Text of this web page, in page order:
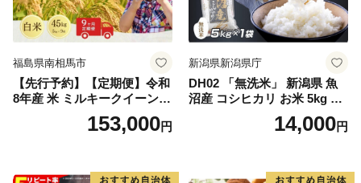
福島県南相馬市
【先行予約】【定期便】令和
8年産 米 ミルキークイーン
白米 45kg (5kg×9回) | ミルキ
ークイーン 米5kg 福島 福島
福島県 南相馬市 cu006-ae
153,000円
新潟県新潟県庁
DH02 「無洗米」 新潟県 魚
沼産 コシヒカリ お米 5kg こ
しひかり 精米 米（お米の美
味しい炊き方ガイド付き）
14,000円